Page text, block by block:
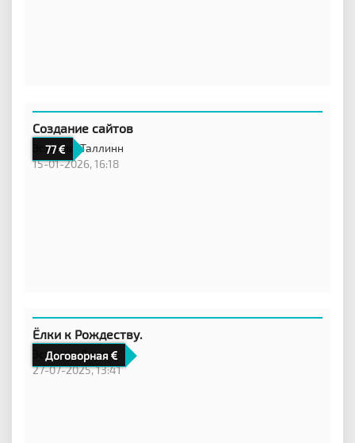
77
Создание сайтов
Эстония,Таллинн
15-01-2026, 16:18
Договорная
Ёлки к Рождеству.
Эстония,Другое
27-07-2025, 13:41